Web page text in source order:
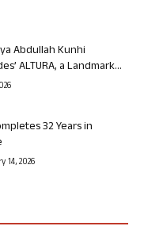
Abdullah Kunhi
ALTURA, a Landmark...
32 Years in
14, 2026